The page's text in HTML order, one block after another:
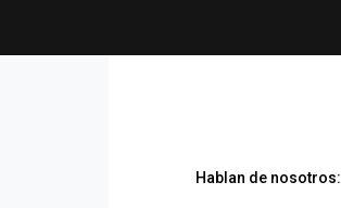
Hablan de nosotros: